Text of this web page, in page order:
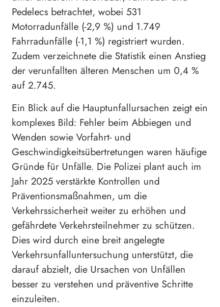
Pedelecs betrachtet, wobei 531
Motorradunfälle (-2,9 %) und 1.749
Fahrradunfälle (-1,1 %) registriert wurden.
Zudem verzeichnete die Statistik einen Anstieg
der verunfallten älteren Menschen um 0,4 %
auf 2.745.
Ein Blick auf die Hauptunfallursachen zeigt ein
komplexes Bild: Fehler beim Abbiegen und
Wenden sowie Vorfahrt- und
Geschwindigkeitsübertretungen waren häufige
Gründe für Unfälle. Die Polizei plant auch im
Jahr 2025 verstärkte Kontrollen und
Präventionsmaßnahmen, um die
Verkehrssicherheit weiter zu erhöhen und
gefährdete Verkehrsteilnehmer zu schützen.
Dies wird durch eine breit angelegte
Verkehrsunfalluntersuchung unterstützt, die
darauf abzielt, die Ursachen von Unfällen
besser zu verstehen und präventive Schritte
einzuleiten.